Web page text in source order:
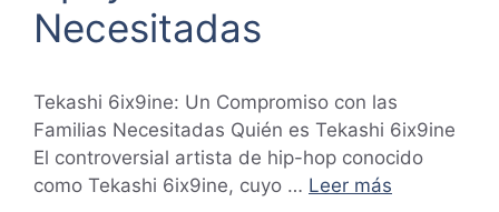
Necesitadas
Tekashi 6ix9ine: Un Compromiso con las
Familias Necesitadas Quién es Tekashi 6ix9ine
El controversial artista de hip-hop conocido
como Tekashi 6ix9ine, cuyo … Leer más